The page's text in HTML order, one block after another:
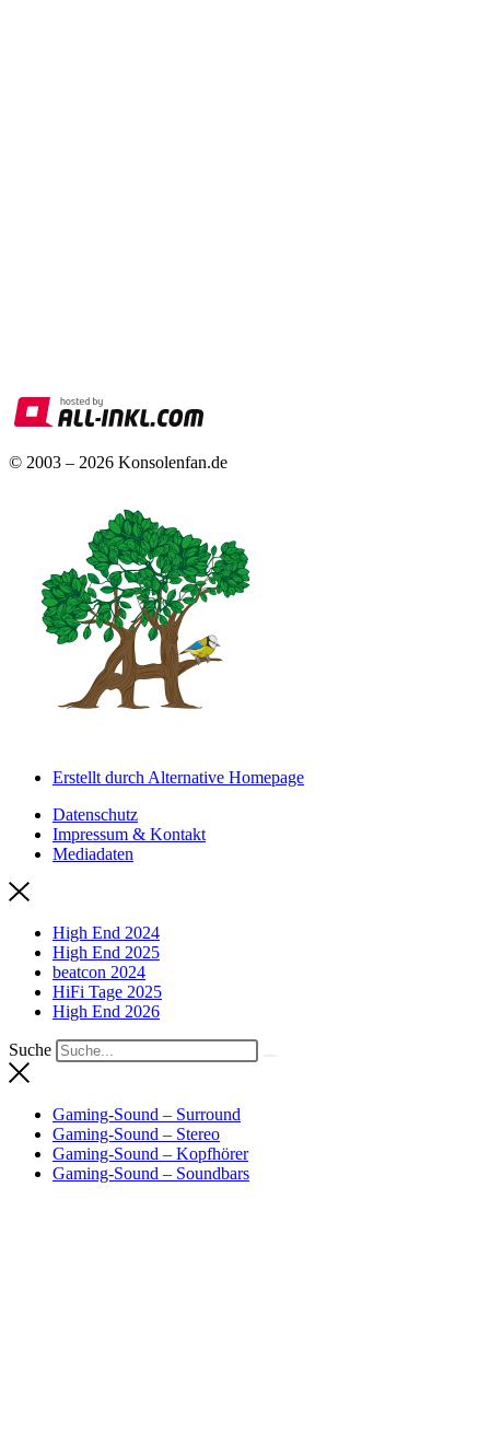
© 2003 – 2026 Konsolenfan.de
Erstellt durch Alternative Homepage
Datenschutz
Impressum & Kontakt
Mediadaten
High End 2024
High End 2025
beatcon 2024
HiFi Tage 2025
High End 2026
Suche
Gaming-Sound – Surround
Gaming-Sound – Stereo
Gaming-Sound – Kopfhörer
Gaming-Sound – Soundbars